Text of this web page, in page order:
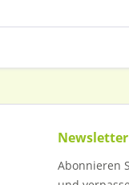
Newsletter
Abonnieren